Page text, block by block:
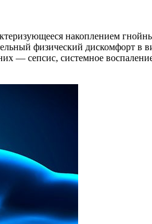
накоплением
физический дискомфорт
— сепсис, системное